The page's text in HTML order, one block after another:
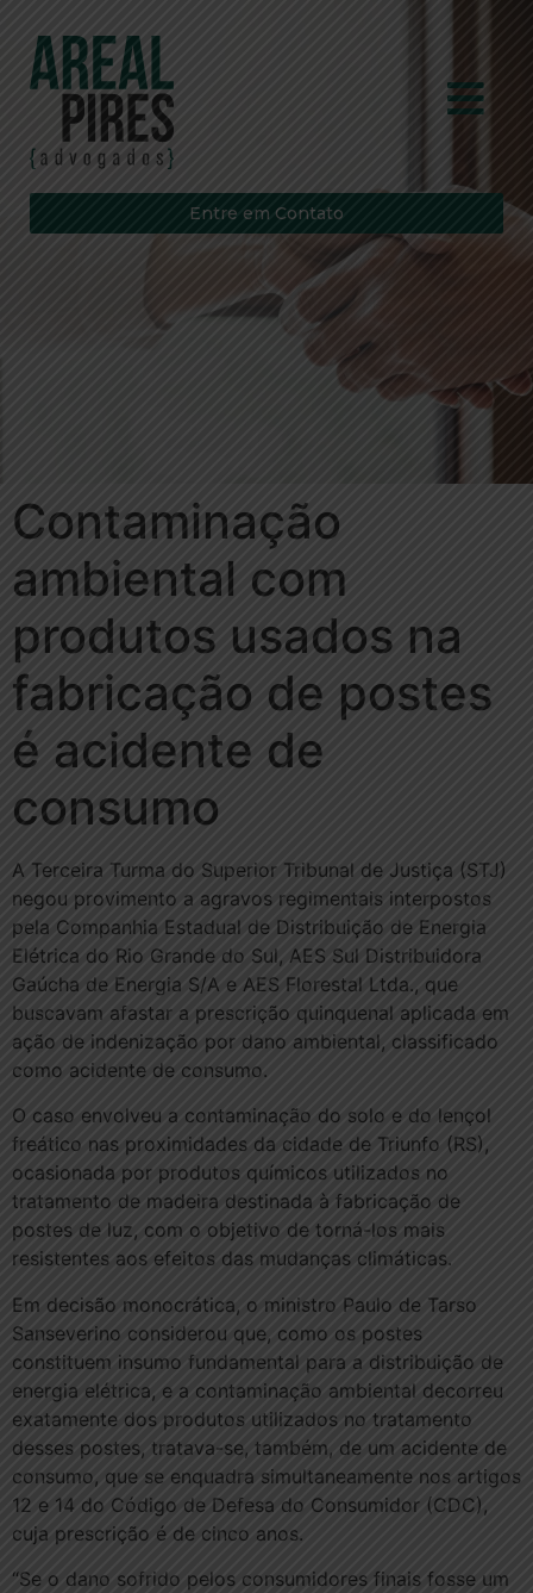
Entre em Contato
Contaminação
ambiental com
produtos usados na
fabricação de postes
é acidente de
consumo
A Terceira Turma do Superior Tribunal de Justiça (STJ)
negou provimento a agravos regimentais interpostos
pela Companhia Estadual de Distribuição de Energia
Elétrica do Rio Grande do Sul, AES Sul Distribuidora
Gaúcha de Energia S/A e AES Florestal Ltda., que
buscavam afastar a prescrição quinquenal aplicada em
ação de indenização por dano ambiental, classificado
como acidente de consumo.
O caso envolveu a contaminação do solo e do lençol
freático nas proximidades da cidade de Triunfo (RS),
ocasionada por produtos químicos utilizados no
tratamento de madeira destinada à fabricação de
postes de luz, com o objetivo de torná-los mais
resistentes aos efeitos das mudanças climáticas.
Em decisão monocrática, o ministro Paulo de Tarso
Sanseverino considerou que, como os postes
constituem insumo fundamental para a distribuição de
energia elétrica, e a contaminação ambiental decorreu
exatamente dos produtos utilizados no tratamento
desses postes, tratava-se, também, de um acidente de
consumo, que se enquadra simultaneamente nos artigos
12 e 14 do Código de Defesa do Consumidor (CDC),
cuja prescrição é de cinco anos.
“Se o dano sofrido pelos consumidores finais fosse um